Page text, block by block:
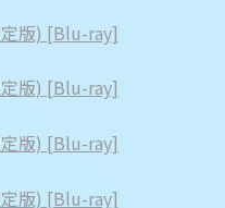
版) [Blu-ray]
版) [Blu-ray]
版) [Blu-ray]
版) [Blu-ray]